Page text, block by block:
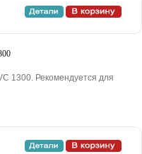
1300. Рекомендуется для